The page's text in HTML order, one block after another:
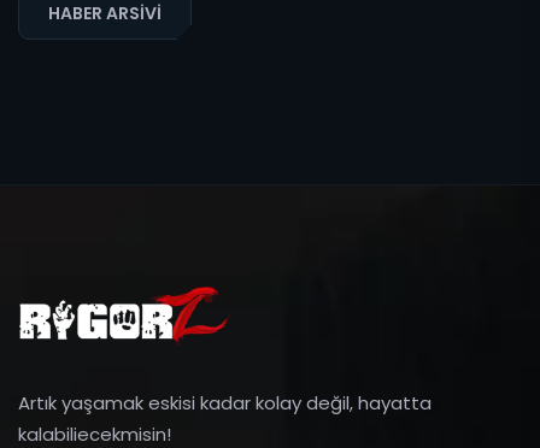
HABER ARSIVI
Artık yaşamak eskisi kadar kolay değil, hayatta
kalabiliecekmisin!